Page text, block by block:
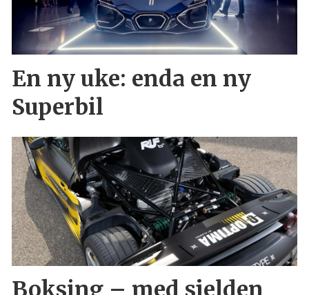
En ny uke: enda en ny
Superbil